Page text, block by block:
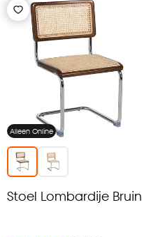
Alleen Online
Stoel Lombardije Bruin